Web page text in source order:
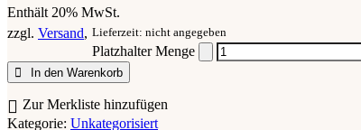
Enthält 20% MwSt.
zzgl. Versand Lieferzeit: nicht angegeben
Platzhalter Menge
In den Warenkorb
Zur Merkliste hinzufügen
Kategorie: Unkategorisiert